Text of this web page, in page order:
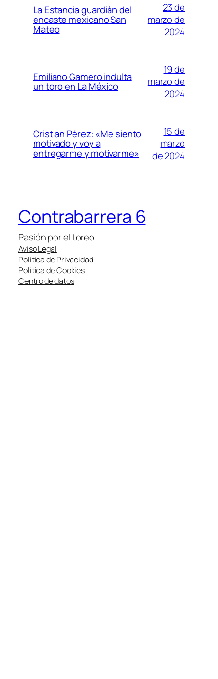
La Estancia guardián del
encaste mexicano San
Mateo
23 de
marzo de
2024
Emiliano Gamero indulta
un toro en La México
19 de
marzo de
2024
Cristian Pérez: «Me siento
motivado y voy a
entregarme y motivarme»
15 de
marzo
de 2024
Contrabarrera 6
Pasión por el toreo
Aviso Legal
Política de Privacidad
Política de Cookies
Centro de datos